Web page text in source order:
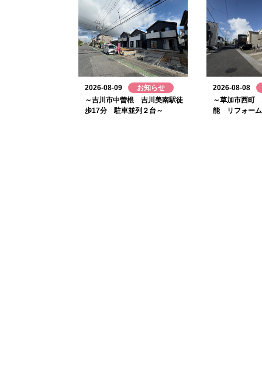
2026-08-09
お知らせ
～吉川市中曽根 吉川美南駅徒
歩17分 駐車並列２台～
2026-08-08
～草加市西町
能 リフォーム